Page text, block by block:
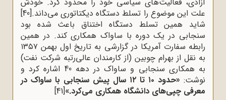
علت این موضوع را تسلط دستگاه دیکتاتوری می‌داند.[40]
شاید همین تسلط دستگاه اختناق باعث شده بود
سنجابی در یک دوره با ساواک همکاری کند. در همین
رابطه سفارت آمریکا در گزارشی به تاریخ اول بهمن ۱۳۵۷
به نقل از بهرام چوبین (از کارمندان عالی‌رتبه شرکت نفت)
به همکاری سنجابی و ساواک در دهه 40 اشاره کرد و
نوشت:
«حدود ۱۰ تا ۱۲ سال پیش سنجابی با ساواک در
معرفی چپی‌های دانشگاه همکاری می‌کرد.»[41]